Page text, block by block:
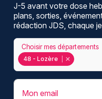
J-5 avant votre dose
plans, sorties,
rédaction JDS, chaque
48 - Lozère
Choisir mes départements
Mon email